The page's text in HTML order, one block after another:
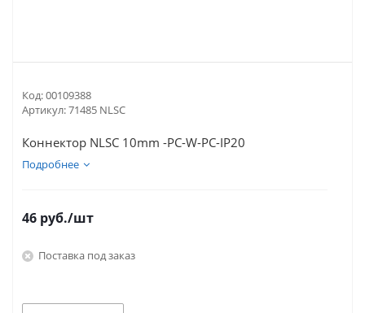
Код:00109388
Артикул:71485 NLSC
Кoннектор NLSC 10mm -PC-W-PC-IP20
Подробнее
46 руб./шт
Поставка под заказ